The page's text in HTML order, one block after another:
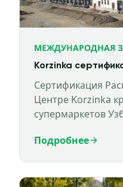
МЕЖДУНАРОДНАЯ
Korzinka
Сертификация
Центре Korzinka
супермаркетов
Подробнее